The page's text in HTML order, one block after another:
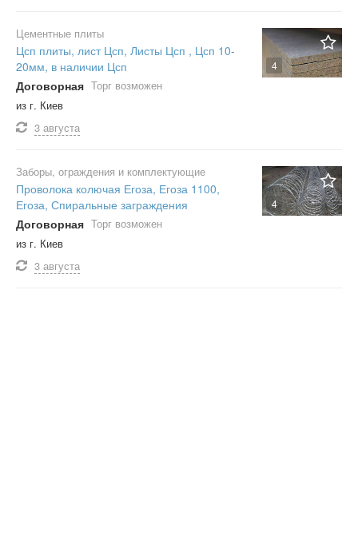
4
Цементные плиты
Цсп плиты, лист Цсп, Листы Цсп , Цсп 10-
20мм, в наличии Цсп
Договорная Торг возможен
из г. Киев
3 августа
4
Заборы, ограждения и комплектующие
Проволока колючая Егоза, Егоза 1100,
Егоза, Спиральные заграждения
Договорная Торг возможен
из г. Киев
3 августа